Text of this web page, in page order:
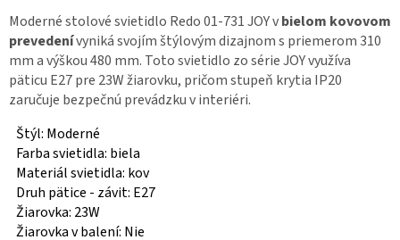
Moderné stolové svietidlo Redo 01-731 JOY vbielom kovovom
prevedenívyniká svojím štýlovým dizajnom s priemerom 310
mm a výškou 480 mm. Toto svietidlo zo série JOY využíva
päticu E27 pre 23W žiarovku, pričom stupeň krytia IP20
zaručuje bezpečnú prevádzku v interiéri.
Štýl: Moderné
Farba svietidla: biela
Materiál svietidla: kov
Druh pätice - závit: E27
Žiarovka: 23W
Žiarovka v balení: Nie